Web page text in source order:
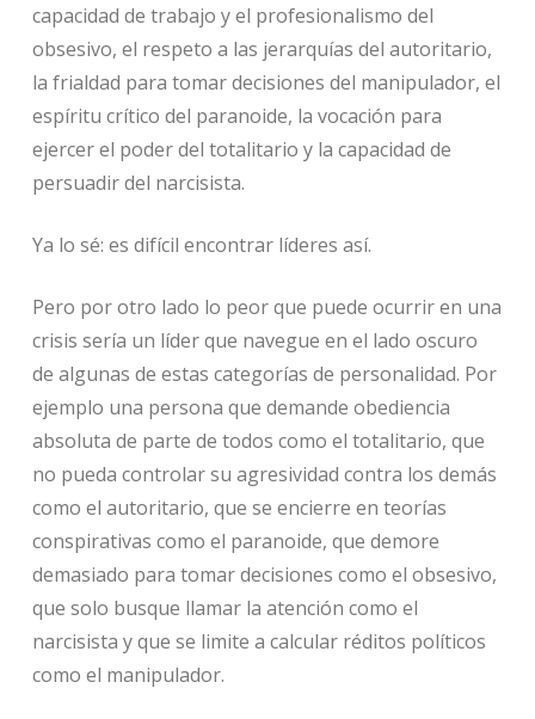
capacidad de trabajo y el profesionalismo del
obsesivo, el respeto a las jerarquías del autoritario,
la frialdad para tomar decisiones del manipulador, el
espíritu crítico del paranoide, la vocación para
ejercer el poder del totalitario y la capacidad de
persuadir del narcisista.
Ya lo sé: es difícil encontrar líderes así.
Pero por otro lado lo peor que puede ocurrir en una
crisis sería un líder que navegue en el lado oscuro
de algunas de estas categorías de personalidad. Por
ejemplo una persona que demande obediencia
absoluta de parte de todos como el totalitario, que
no pueda controlar su agresividad contra los demás
como el autoritario, que se encierre en teorías
conspirativas como el paranoide, que demore
demasiado para tomar decisiones como el obsesivo,
que solo busque llamar la atención como el
narcisista y que se limite a calcular réditos políticos
como el manipulador.